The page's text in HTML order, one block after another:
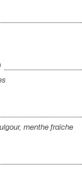
menthe fraîche